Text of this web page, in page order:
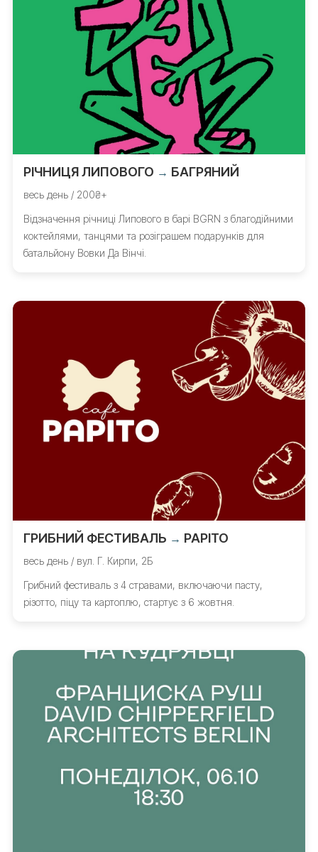
РІЧНИЦЯ ЛИПОВОГО → БАГРЯНИЙ
весь день / 200₴+
Відзначення річниці Липового в барі BGRN з благодійними
коктейлями, танцями та розіграшем подарунків для
батальйону Вовки Да Вінчі.
ГРИБНИЙ ФЕСТИВАЛЬ → PAPITO
весь день / вул. Г. Кирпи, 2Б
Грибний фестиваль з 4 стравами, включаючи пасту,
різотто, піцу та картоплю, стартує з 6 жовтня.